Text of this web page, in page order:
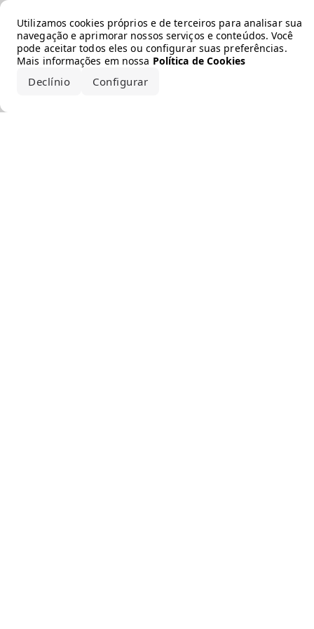
Utilizamos cookies próprios e de terceiros para analisar sua
navegação e aprimorar nossos serviços e conteúdos. Você
pode aceitar todos eles ou configurar suas preferências.
Mais informações em nossa Política de Cookies
Declínio Configurar
Error loading the brand